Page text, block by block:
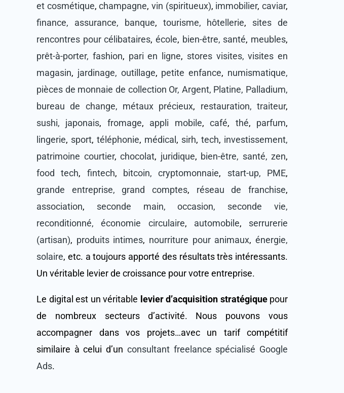
et cosmétique,champagne,vin (spiritueux), immobilier,caviar,
finance, assurance, banque, tourisme, hôtellerie, sites de
rencontres pour célibataires,école, bien-être, santé, meubles,
prêt-à-porter, fashion, pari en ligne, stores visites, visites en
magasin, jardinage, outillage, petite enfance, numismatique,
pièces de monnaie de collection Or, Argent, Platine, Palladium,
bureau de change, métaux précieux, restauration, traiteur,
sushi, japonais, fromage, appli mobile,café, thé, parfum,
lingerie, sport, téléphonie, médical , sirh, tech, investissement,
patrimoine courtier, chocolat, juridique, bien-être, santé, zen,
food tech, fintech, bitcoin, cryptomonnaie, start-up, PME,
grande entreprise, grand comptes, réseau de franchise,
association, seconde main, occasion, seconde vie,
reconditionné, économie circulaire, automobile, serrurerie
(artisan), produits intimes, nourriture pour animaux,énergie,
solaire, etc. a toujours apporté des résultats très intéressants.
Un véritable levier de croissance pour votre entreprise.
Le digital est un véritable levier d’acquisition stratégiquepour
de nombreux secteurs d’activité. Nous pouvons vous
accompagner dans vos projets…avec un tarif compétitif
similaire à celui d’un consultant freelance spécialisé Google
Ads.